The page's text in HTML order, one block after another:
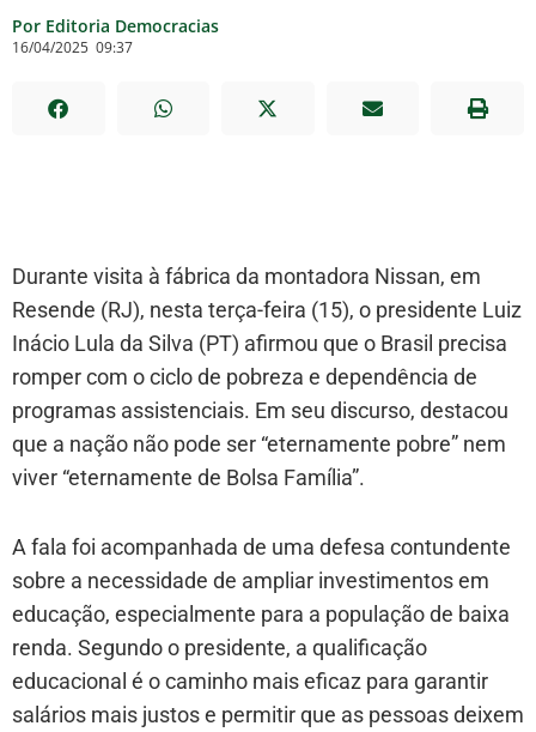
Por Editoria Democracias
16/04/2025 09:37
Durante visita à fábrica da montadora Nissan, em
Resende (RJ), nesta terça-feira (15), o presidente Luiz
Inácio Lula da Silva (PT) afirmou que o Brasil precisa
romper com o ciclo de pobreza e dependência de
programas assistenciais. Em seu discurso, destacou
que a nação não pode ser “eternamente pobre” nem
viver “eternamente de Bolsa Família”.
A fala foi acompanhada de uma defesa contundente
sobre a necessidade de ampliar investimentos em
educação, especialmente para a população de baixa
renda. Segundo o presidente, a qualificação
educacional é o caminho mais eficaz para garantir
salários mais justos e permitir que as pessoas deixem